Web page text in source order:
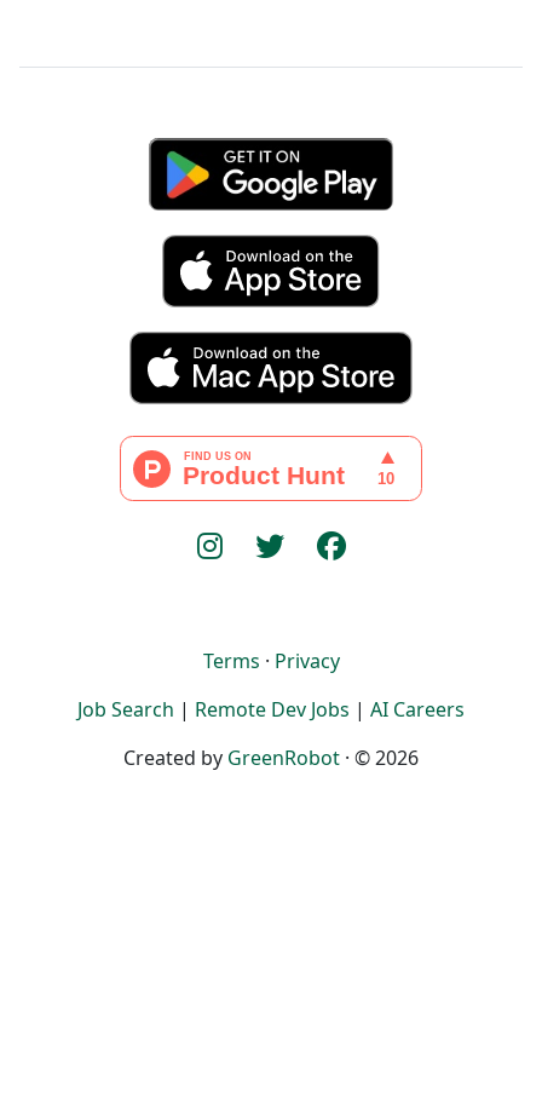
Terms · Privacy
Job Search | Remote Dev Jobs | AI Careers
Created by GreenRobot · © 2026